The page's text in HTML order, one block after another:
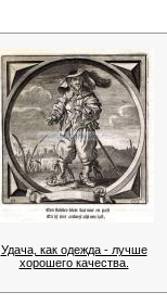
Удача, как одежда - лучше
хорошего качества.